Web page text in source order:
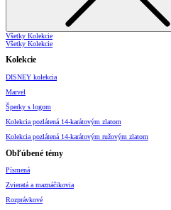
Všetky Kolekcie
Všetky Kolekcie
Kolekcie
DISNEY kolekcia
Marvel
Šperky s logom
Kolekcia pozlátená 14-karátovým zlatom
Kolekcia pozlátená 14-karátovým ružovým zlatom
Obľúbené témy
Písmená
Zvieratá a maznáčikovia
Rozprávkové